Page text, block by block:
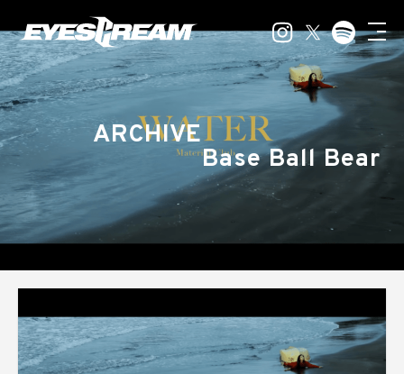
ARCHIVE
Base Ball Bear